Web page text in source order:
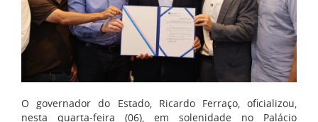
O governador do Estado, Ricardo Ferraço, oficializou,
nesta quarta-feira (06), em solenidade no Palácio